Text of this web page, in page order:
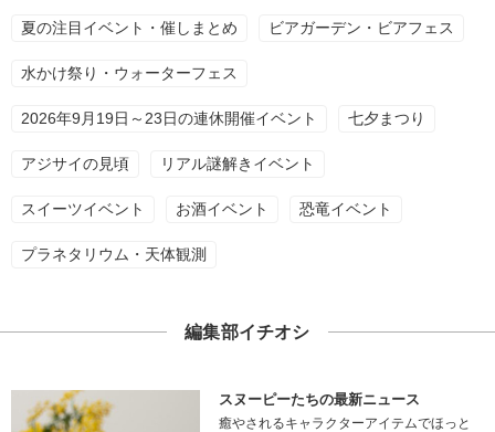
夏の注目イベント・催しまとめ ビアガーデン・ビアフェス
水かけ祭り・ウォーターフェス
2026年9月19日～23日の連休開催イベント 七夕まつり
アジサイの見頃 リアル謎解きイベント
スイーツイベント お酒イベント 恐竜イベント
プラネタリウム・天体観測
編集部イチオシ
スヌーピーたちの最新ニュース
癒やされるキャラクターアイテムでほっと